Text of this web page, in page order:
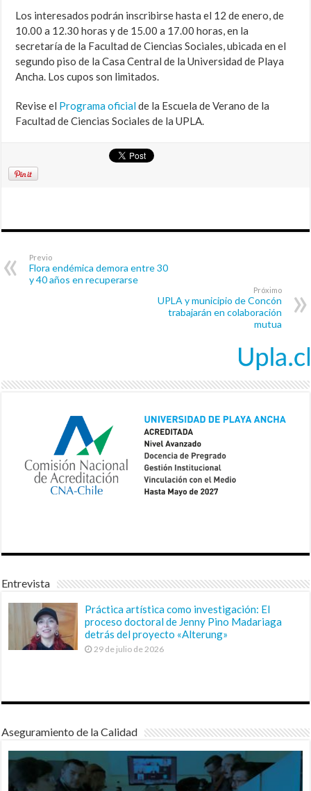
Los interesados podrán inscribirse hasta el 12 de enero, de
10.00 a 12.30 horas y de 15.00 a 17.00 horas, en la
secretaría de la Facultad de Ciencias Sociales, ubicada en el
segundo piso de la Casa Central de la Universidad de Playa
Ancha. Los cupos son limitados.
Revise el Programa oficialde la Escuela de Verano de la
Facultad de Ciencias Sociales de la UPLA.
Previo
Flora endémica demora entre 30
y 40 años en recuperarse
Próximo
UPLA y municipio de Concón
trabajarán en colaboración
mutua
Entrevista
Práctica artística como investigación: El
proceso doctoral de Jenny Pino Madariaga
detrás del proyecto «Alterung»
29 de julio de 2026
Aseguramiento de la Calidad